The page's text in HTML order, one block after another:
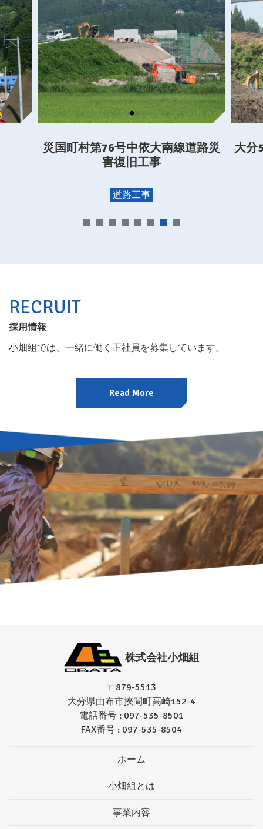
災国町村第76号中依大南線道路災
害復旧工事
道路工事
大分
RECRUIT
採用情報
小畑組では、一緒に働く正社員を募集しています。
Read More
株式会社小畑組
〒879-5513
大分県由布市挾間町高崎152-4
電話番号 : 097-535-8501
FAX番号 : 097-535-8504
ホーム
小畑組とは
事業内容